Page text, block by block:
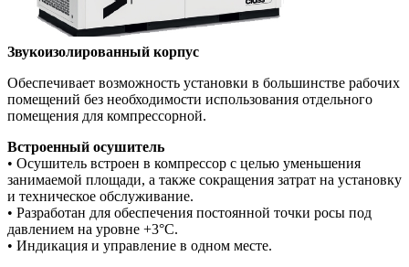
Звукоизолированный корпус
Обеспечивает возможность установки в большинстве рабочих
помещений без необходимости использования отдельного
помещения для компрессорной.
Встроенный осушитель
• Осушитель встроен в компрессор с целью уменьшения
занимаемой площади, а также сокращения затрат на установку
и техническое обслуживание.
• Разработан для обеспечения постоянной точки росы под
давлением на уровне +3°C.
• Индикация и управление в одном месте.